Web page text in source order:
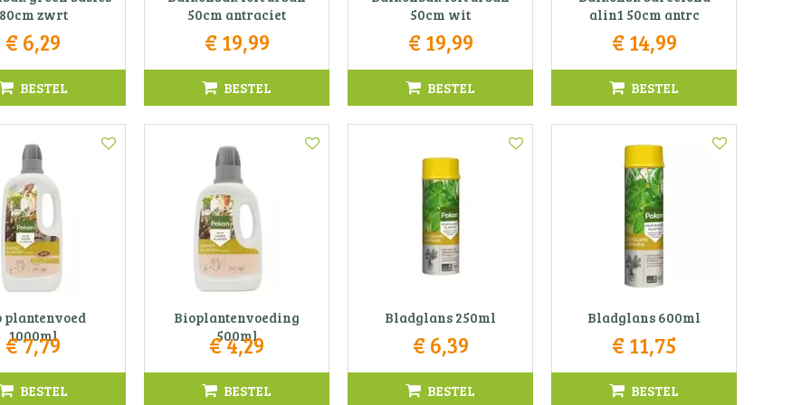
zwrt
€ 6,29
BESTEL
50cm antraciet
€ 19,99
BESTEL
50cm wit
€ 19,99
BESTEL
alin1 50cm antrc
€ 14,99
BESTEL
plantenvoed
1000ml
€7,79
BESTEL
Bioplantenvoeding
500ml
€4,29
BESTEL
Bladglans 250ml
€ 6,39
BESTEL
Bladglans 600ml
€ 11,75
BESTEL